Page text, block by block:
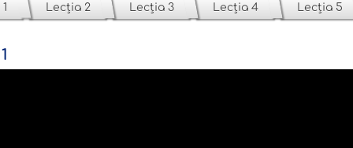
Lecția 2 Lecția 3 Lecția 4 Lecția 5